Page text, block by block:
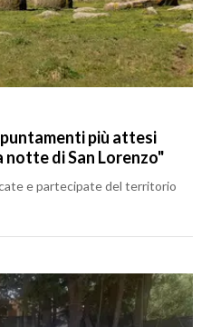
più attesi
di San Lorenzo"
e partecipate del territorio